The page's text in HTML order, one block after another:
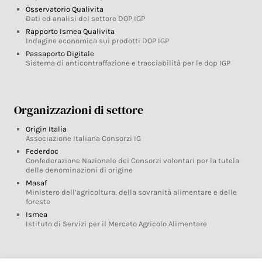
Osservatorio Qualivita
Dati ed analisi del settore DOP IGP
Rapporto Ismea Qualivita
Indagine economica sui prodotti DOP IGP
Passaporto Digitale
Sistema di anticontraffazione e tracciabilità per le dop IGP
Organizzazioni di settore
Origin Italia
Associazione Italiana Consorzi IG
Federdoc
Confederazione Nazionale dei Consorzi volontari per la tutela
delle denominazioni di origine
Masaf
Ministero dell’agricoltura, della sovranità alimentare e delle
foreste
Ismea
Istituto di Servizi per il Mercato Agricolo Alimentare